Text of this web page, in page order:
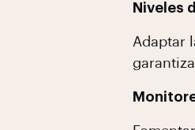
Niveles
Adaptar